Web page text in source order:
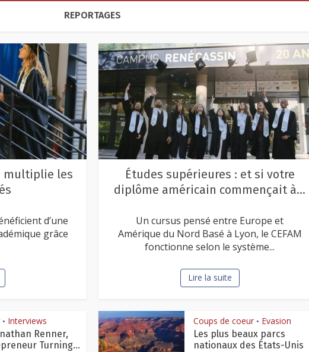
REPORTAGES
multiplie les
d’une
grâce
Études supérieures : et si votre
diplôme américain commençait à...
Un cursus pensé entre Europe et
Amérique du Nord Basé à Lyon, le CEFAM
fonctionne selon le système...
Lire la suite
• Interviews
Renner,
Turning...
Coups de coeur • Evasion
Les plus beaux parcs
nationaux des États-Unis